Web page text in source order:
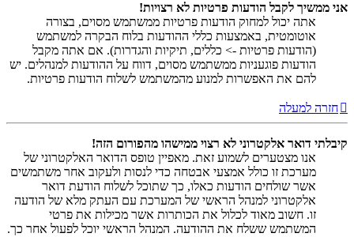
אני ממשיך לקבל הודעות פרטיות לא רצויות!
אתה יכול למחוק הודעות פרטיות ממשתמש מסוים, בצורה
אוטומטית, באמצעות כללי ההודעות בלוח הבקרה למשתמש
(הודעות פרטיות -> כללים, תיקיות והגדרות). אם אתה מקבל
הודעות פוגעניות ממשתמש מסוים, דווח על ההודעות למנהלים. יש
להם את האפשרות למנוע מהמשתמש לשלוח הודעות פרטיות.
חזרה למעלה
קיבלתי דואר אלקטרוני לא רצוי ממישהו מהפורום הזה!
אנו מצטערים לשמוע זאת. מאפיין טופס הדואר האלקטרוני של
מערכת זו כולל אמצעי אבטחה כדי לנסות ולעקוב אחר משתמשים
אשר שולחים הודעות כאלו, כך שתוכל לשלוח הודעת דואר
אלקטרוני למנהל הראשי של המערכת עם העתק מלא של הודעה
זו. חשוב מאוד לכלול את הכותרות אשר מכילות את פרטי
המשתמש ששלח את ההודעה. המנהל הראשי יוכל לפעול אחר כך.